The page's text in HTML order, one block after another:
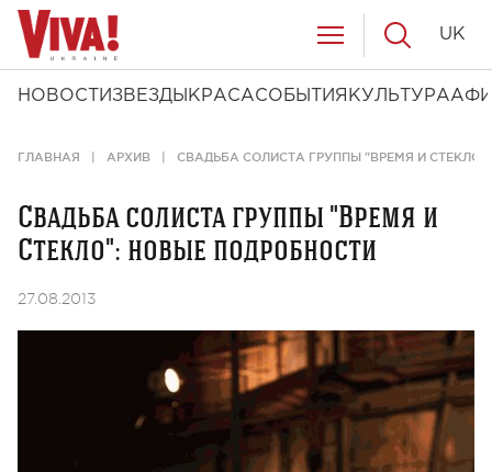
НОВОСТИ ЗВЕЗДЫ КРАСАСОБЫТИЯ КУЛЬТУРА
UK
ГЛАВНАЯ АРХИВ СВАДЬБА СОЛИСТА ГРУППЫ "ВРЕМЯ И
Свадьба солиста группы "Время и
Стекло": новые подробности
27.08.2013